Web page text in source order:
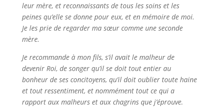
leur mère, et reconnaissants de tous les soins et les
peines qu’elle se donne pour eux, et en mémoire de moi.
Je les prie de regarder ma sœur comme une seconde
mère.
Je recommande à mon fils, s’il avait le malheur de
devenir Roi, de songer qu’il se doit tout entier au
bonheur de ses concitoyens, qu’il doit oublier toute haine
et tout ressentiment, et nommément tout ce qui a
rapport aux malheurs et aux chagrins que j’éprouve.